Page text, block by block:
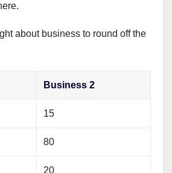
about business to round off the
Business 2
15
80
20